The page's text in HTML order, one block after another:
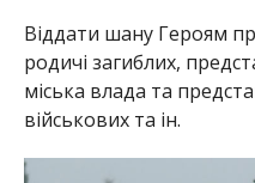
Віддати шану Героям
родичі загиблих,
міська влада та
військових та ін.